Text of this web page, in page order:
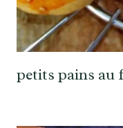
petits pains au